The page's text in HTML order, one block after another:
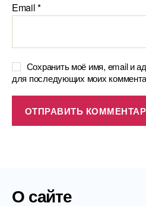
Email*
Сохранить моё имя, email и
для последующих моих
О сайте